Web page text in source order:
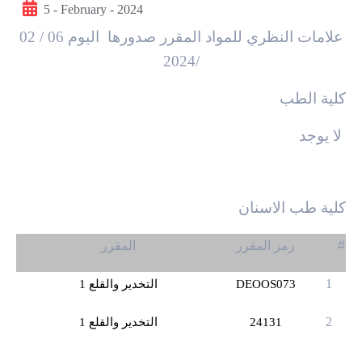
5 - February - 2024
علامات النظري للمواد المقرر صدورها اليوم 06
/ 02
/2024
كلية الطب
لا يوجد
كلية طب الاسنان
# رمز المقرر المقرر
1
DEOOS073 التخدير والقلع 1
2
24131 التخدير والقلع 1